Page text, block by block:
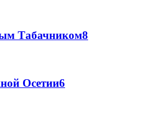
Табачником8
Осетии6